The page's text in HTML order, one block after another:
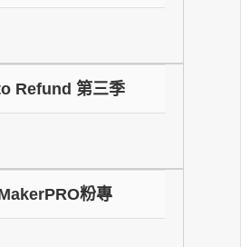
Refund 第三季
粉專